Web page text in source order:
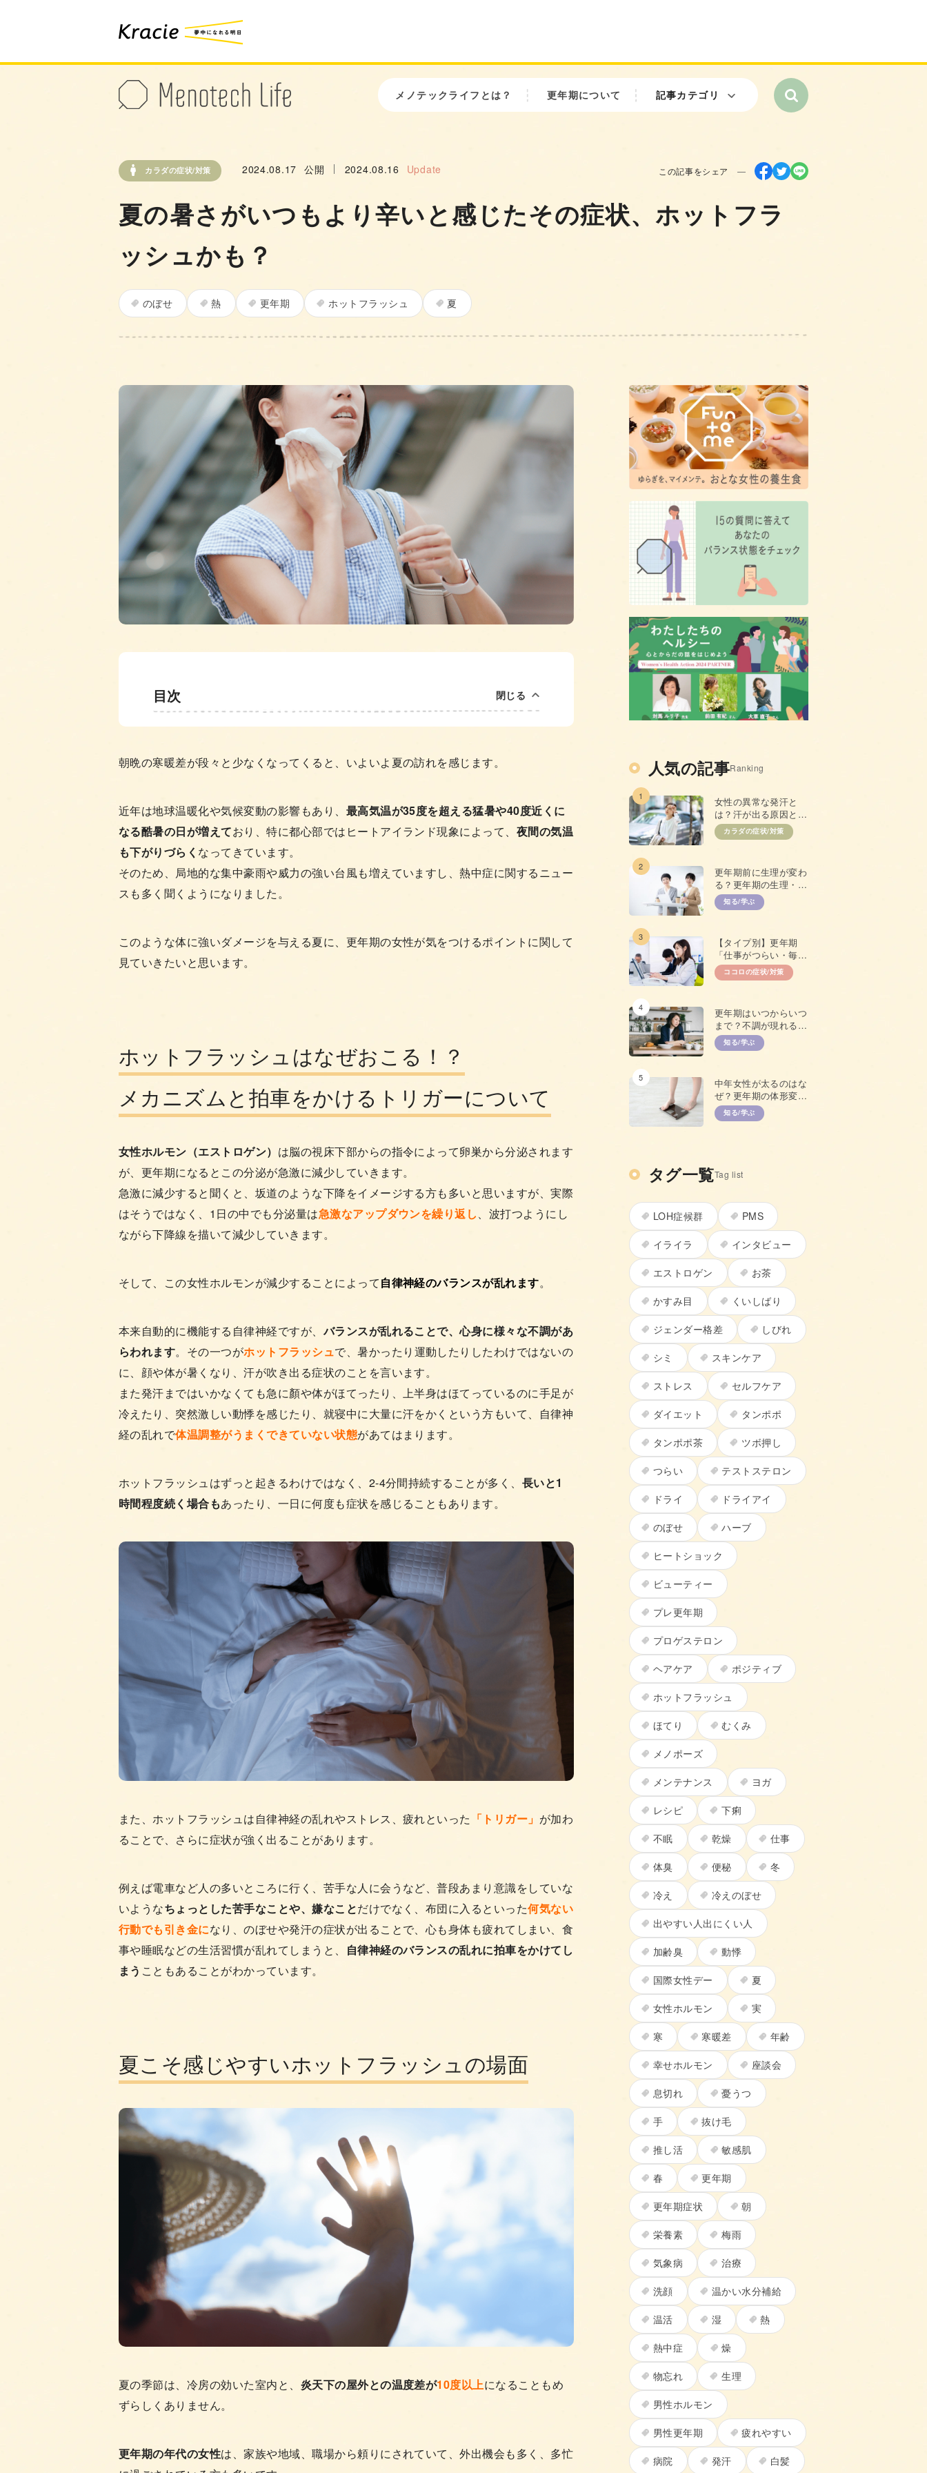
メノテックライフとは？ 更年期について 記事カテゴリ
カラダの症状/対策 2024.08.17 公開 2024.08.16 Update この記事をシェア
夏の暑さがいつもより辛いと感じたその症状、ホットフラ
ッシュかも？
のぼせ 熱 更年期 ホットフラッシュ 夏
目次 閉じる
朝晩の寒暖差が段々と少なくなってくると、いよいよ夏の訪れを感じます。
近年は地球温暖化や気候変動の影響もあり、 最高気温が35度を超える猛暑や40度近くに
なる酷暑の日が増えており、特に都心部ではヒートアイランド現象によって、 夜間の気温
も下がりづらく なってきています。
そのため、局地的な集中豪雨や威力の強い台風も増えていますし、熱中症に関するニュー
スも多く聞くようになりました。
このような体に強いダメージを与える夏に、更年期の女性が気をつけるポイントに関して
見ていきたいと思います。
ホットフラッシュはなぜおこる！？
メカニズムと拍車をかけるトリガーについて
女性ホルモン（エストロゲン） は脳の視床下部からの指令によって卵巣から分泌されます
が、更年期になるとこの分泌が急激に減少していきます。
急激に減少すると聞くと、坂道のような下降をイメージする方も多いと思いますが、実際
はそうではなく、1日の中でも分泌量は急激なアップダウンを繰り返し、波打つようにし
ながら下降線を描いて減少していきます。
そして、この女性ホルモンが減少することによって自律神経のバランスが乱れます。
本来自動的に機能する自律神経ですが、バランスが乱れることで、心身に様々な不調があ
らわれます。その一つがホットフラッシュで、暑かったり運動したりしたわけではないの
に、顔や体が暑くなり、汗が吹き出る症状のことを言います。
また発汗まではいかなくても急に顏や体がほてったり、上半身はほてっているのに手足が
冷えたり、突然激しい動悸を感じたり、就寝中に大量に汗をかくという方もいて、自律神
経の乱れで体温調整がうまくできていない状態があてはまります。
ホットフラッシュはずっと起きるわけではなく、2-4分間持続することが多く、 長いと1
時間程度続く場合もあったり、一日に何度も症状を感じることもあります。
また、ホットフラッシュは自律神経の乱れやストレス、疲れといった 「トリガー」 が加わ
ることで、さらに症状が強く出ることがあります。
例えば電車など人の多いところに行く、苦手な人に会うなど、普段あまり意識をしていな
いようなちょっとした苦手なことや、嫌なことだけでなく、布団に入るといった何気ない
行動でも引き金になり、のぼせや発汗の症状が出ることで、心も身体も疲れてしまい、食
事や睡眠などの生活習慣が乱れてしまうと、
自律神経のバランスの乱れに拍車をかけてし
まう こともあることがわかっています。
夏こそ感じやすいホットフラッシュの場面
夏の季節は、冷房の効いた室内と、 炎天下の屋外との温度差が10度以上になることもめ
ずらしくありません。
更年期の年代の女性は、家族や地域、職場から頼りにされていて、外出機会も多く、多忙
人気の記事Ranking
1
女性の異常な発汗と
は？汗が出る原因と抑
えるための対策
カラダの症状/対策
2
更年期前に生理が変わ
る？更年期の生理・
PMSとの違い
知る/学ぶ
3
【タイプ別】更年期
「仕事がつらい・毎日
やる気が出ない」原因
と対策
ココロの症状/対策
4
更年期はいつからいつ
まで？不調が現れる年
齢やプレ更年期につい
て
知る/学ぶ
5
中年女性が太るのはな
ぜ？更年期の体形変化
と上手な対策
知る/学ぶ
タグ一覧Tag list
LOH症候群 PMS
イライラ インタビュー
エストロゲン お茶
かすみ目 くいしばり
ジェンダー格差 しびれ
シミ スキンケア
ストレス セルフケア
ダイエット タンポポ
タンポポ茶 ツボ押し
つらい テストステロン
ドライ ドライアイ
のぼせ ハーブ
ヒートショック
ビューティー
プレ更年期
プロゲステロン
ヘアケア ポジティブ
ホットフラッシュ
ほてり むくみ
メノポーズ
メンテナンス ヨガ
レシピ 下痢
不眠 乾燥 仕事
体臭 便秘 冬
冷え 冷えのぼせ
出やすい人出にくい人
加齢臭 動悸
国際女性デー 夏
女性ホルモン 実
寒 寒暖差 年齢
幸せホルモン 座談会
息切れ 憂うつ
手 抜け毛
推し活 敏感肌
春 更年期
更年期症状 朝
栄養素 梅雨
気象病 治療
洗顔 温かい水分補給
温活 湿 熱
熱中症 燥
物忘れ 生理
男性ホルモン
男性更年期 疲れやすい
病院 発汗 白髪